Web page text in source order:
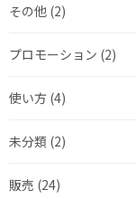
その他 (2)
プロモーション (2)
使い方 (4)
未分類 (2)
販売 (24)